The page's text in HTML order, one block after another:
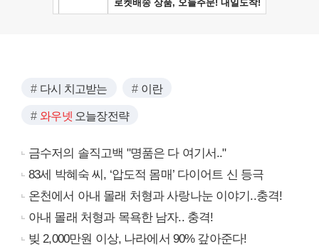
다시 치고받는 이란
와우넷 오늘장전략
금수저의 솔직고백 "명품은 다 여기서.."
83세 박혜숙 씨, ‘압도적 몸매’ 다이어트 신 등극
온천에서 아내 몰래 처형과 사랑나눈 이야기..충격!
아내 몰래 처형과 목욕한 남자.. 충격!
빚 2,000만원 이상, 나라에서 90% 갚아준다!